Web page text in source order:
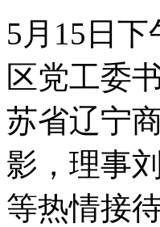
5月15日
区党工委
苏省辽宁
影，理事
等热情接